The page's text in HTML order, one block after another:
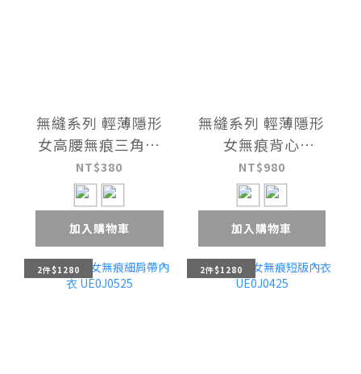
無縫系列 輕薄隱形
女高腰無痕三角褲
UE060726
NT$380
加入購物車
無縫系列 輕薄隱形
女無痕背心
UE045126
NT$980
加入購物車
2件$1280 2件$1280